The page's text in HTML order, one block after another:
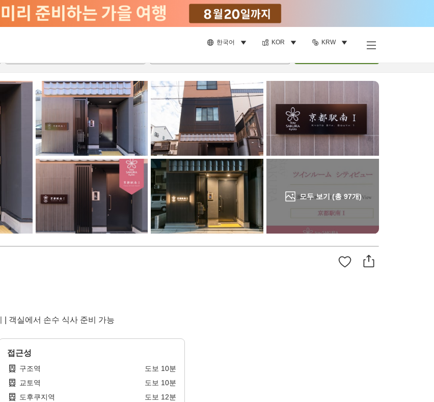
한국어 KOR KRW
모두 보기 (총97개)
| 객실에서 손수 식사 준비 가능
접근성
구조역 도보 10분
교토역
도보 10분
도후쿠지역
도보 12분